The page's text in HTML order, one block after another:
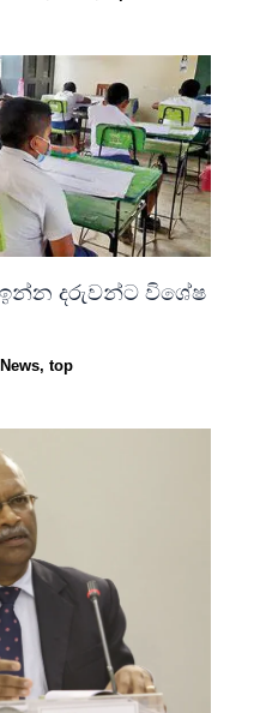
දරුවන්ට විශේෂ
News,top